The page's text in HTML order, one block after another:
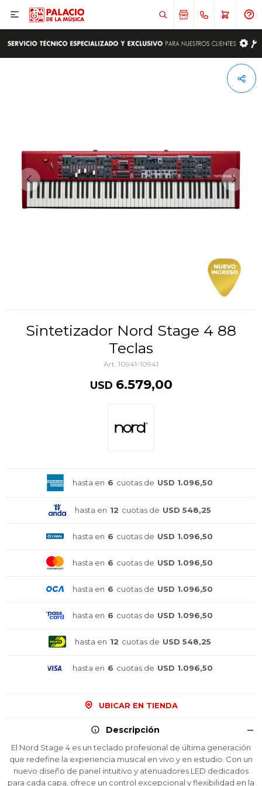

Sintetizador Nord Stage 4 88
Teclas
10941-10941
USD 6.579,00
hasta en 6 cuotas de USD 1.096,50
hasta en 12 cuotas de USD 548,25
hasta en 6 cuotas de USD 1.096,50
hasta en 6 cuotas de USD 1.096,50
hasta en 6 cuotas de USD 1.096,50
hasta en 6 cuotas de USD 1.096,50
hasta en 12 cuotas de USD 548,25
hasta en 6 cuotas de USD 1.096,50
UBICAR EN TIENDA
Descripción
El Nord Stage 4 es un teclado profesional de última generación
que redefine la experiencia musical en vivo y en estudio. Con un
nuevo diseño de panel intuitivo y atenuadores LED dedicados
para cada capa, ofrece un control excepcional y flexibilidad en la